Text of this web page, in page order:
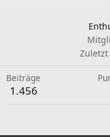
Beiträge
1.456